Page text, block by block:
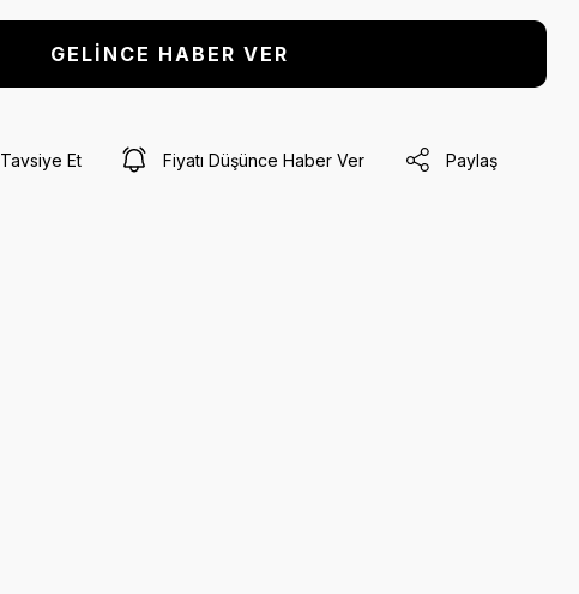
GELİNCE HABER VER
Tavsiye Et Fiyatı Düşünce Haber Ver Paylaş